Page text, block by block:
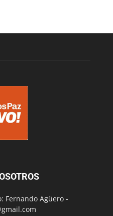
Fernando Agüero -